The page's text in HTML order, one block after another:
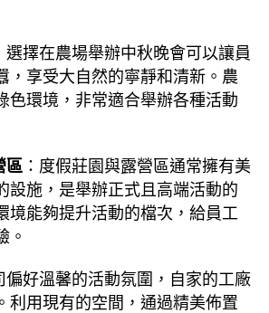
選擇在農場舉辦中秋晚會可以讓員
，享受大自然的寧靜和清新。農
色環境，非常適合舉辦各種活動
區 ：度假莊園與露營區通常擁有美
設施，是舉辦正式且高端活動的
境能夠提升活動的檔次，給員工
。
偏好溫馨的活動氛圍，自家的工廠
利用現有的空間，通過精美佈置